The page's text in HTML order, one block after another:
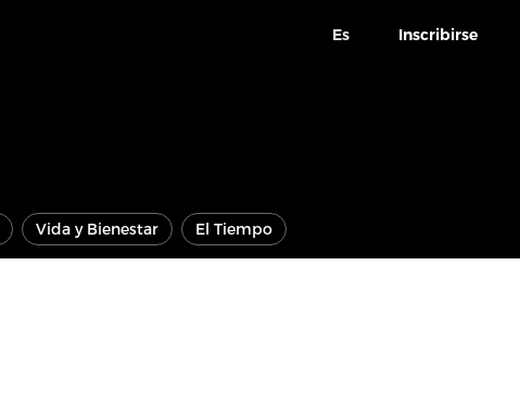
Es Inscribirse
Vida y Bienestar El Tiempo